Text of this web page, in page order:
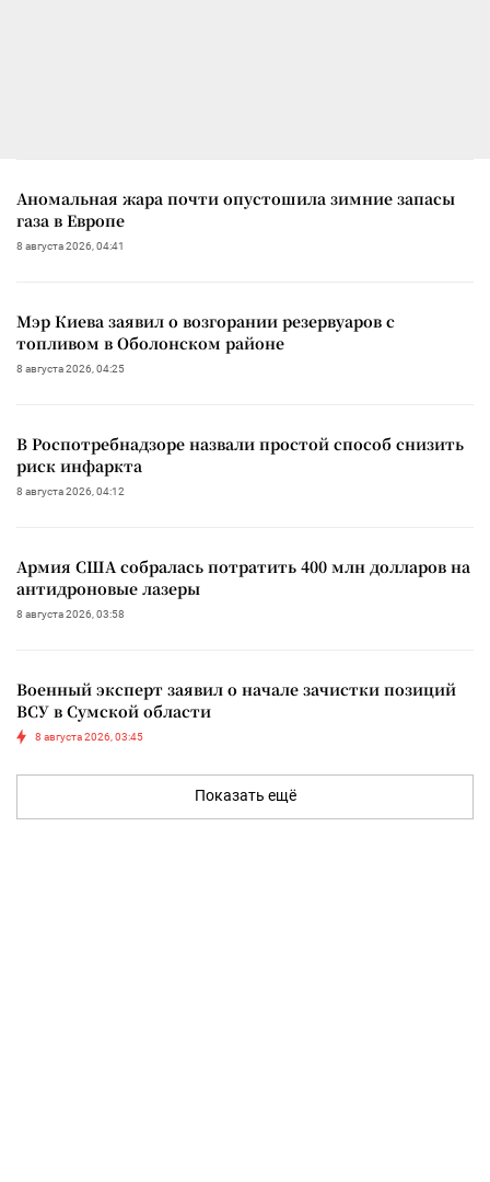
Аномальная жара почти опустошила зимние запасы
газа в Европе
8 августа 2026, 04:41
Мэр Киева заявил о возгорании резервуаров с
топливом в Оболонском районе
8 августа 2026, 04:25
В Роспотребнадзоре назвали простой способ снизить
риск инфаркта
8 августа 2026, 04:12
Армия США собралась потратить 400 млн долларов на
антидроновые лазеры
8 августа 2026, 03:58
Военный эксперт заявил о начале зачистки позиций
ВСУ в Сумской области
8 августа 2026, 03:45
Показать ещё